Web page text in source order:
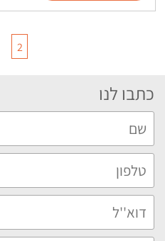
2
כתבו לנו